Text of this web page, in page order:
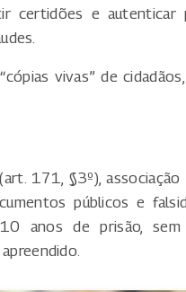
certidões e autenticar
vivas” de
171, §3º),
públicos e
anos de prisão,